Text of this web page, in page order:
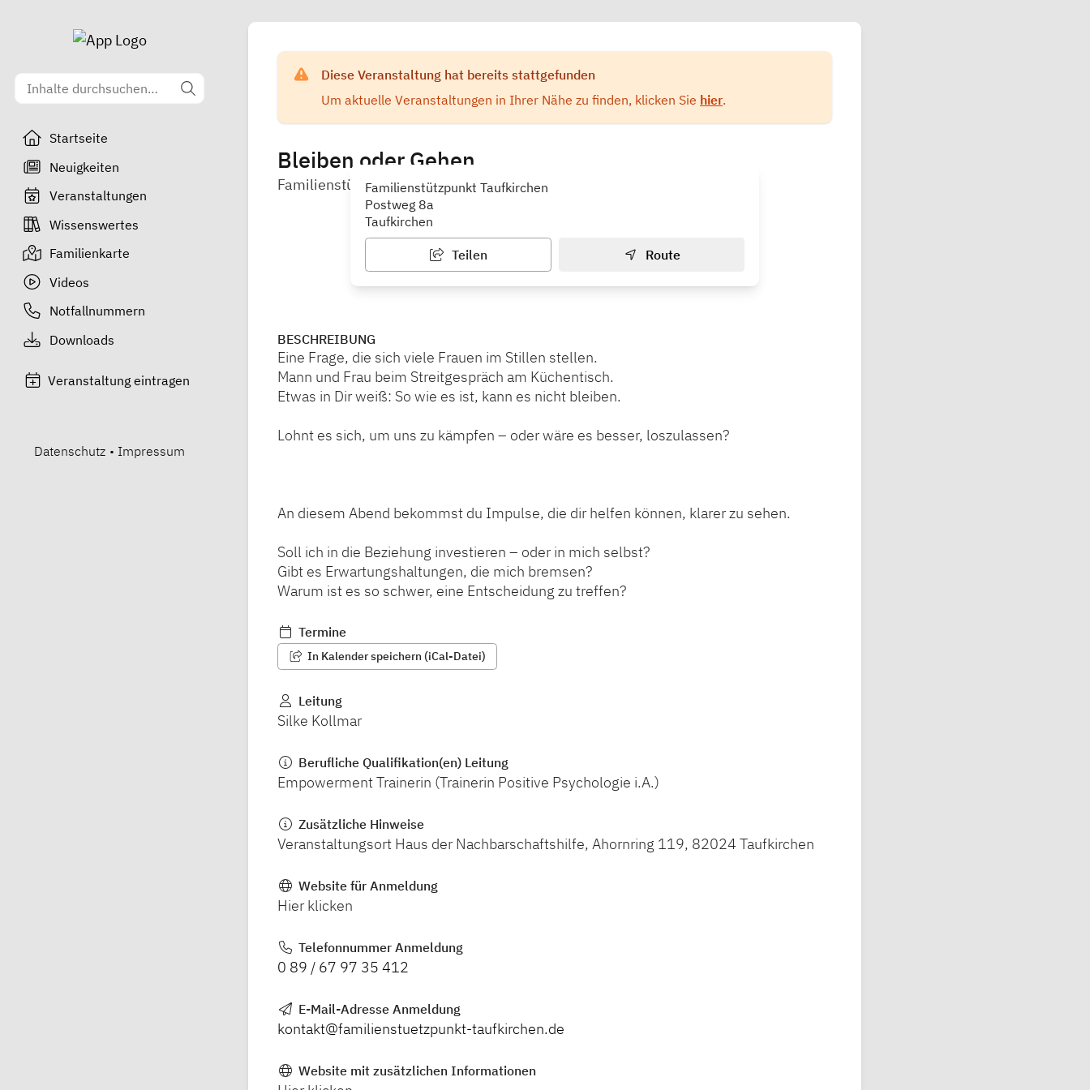
Startseite
Neuigkeiten
Veranstaltungen
Wissenswertes
Familienkarte
Videos
Notfallnummern
Downloads
Veranstaltung eintragen
Datenschutz • Impressum
Diese Veranstaltung hat bereits stattgefunden
Um aktuelle Veranstaltungen in Ihrer Nähe zu finden, klicken Sie hier.
Bleiben oder Gehen, ...
Familienstützpunkt Taufkirchen Integra e.V.
Familienstützpunkt Taufkirchen
Postweg 8a
Taufkirchen
Teilen Route
BESCHREIBUNG
Eine Frage, die sich viele Frauen im Stillen stellen.
Mann und Frau beim Streitgespräch am Küchentisch.
Etwas in Dir weiß: So wie es ist, kann es nicht bleiben.
Lohnt es sich, um uns zu kämpfen – oder wäre es besser, loszulassen?
An diesem Abend bekommst du Impulse, die dir helfen können, klarer zu sehen.
Soll ich in die Beziehung investieren – oder in mich selbst?
Gibt es Erwartungshaltungen, die mich bremsen?
Warum ist es so schwer, eine Entscheidung zu treffen?
Termine
In Kalender speichern (iCal-Datei)
Leitung
Silke Kollmar
Berufliche Qualifikation(en) Leitung
Empowerment Trainerin (Trainerin Positive Psychologie i.A.)
Zusätzliche Hinweise
Veranstaltungsort Haus der Nachbarschaftshilfe, Ahornring 119, 82024 Taufkirchen
Website für Anmeldung
Hier klicken
Telefonnummer Anmeldung
0 89 / 67 97 35 412
E-Mail-Adresse Anmeldung
kontakt@familienstuetzpunkt-taufkirchen.de
Website mit zusätzlichen Informationen